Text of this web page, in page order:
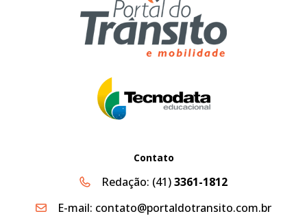
Contato
Redação: (41)3361-1812
E-mail: contato@portaldotransito.com.br